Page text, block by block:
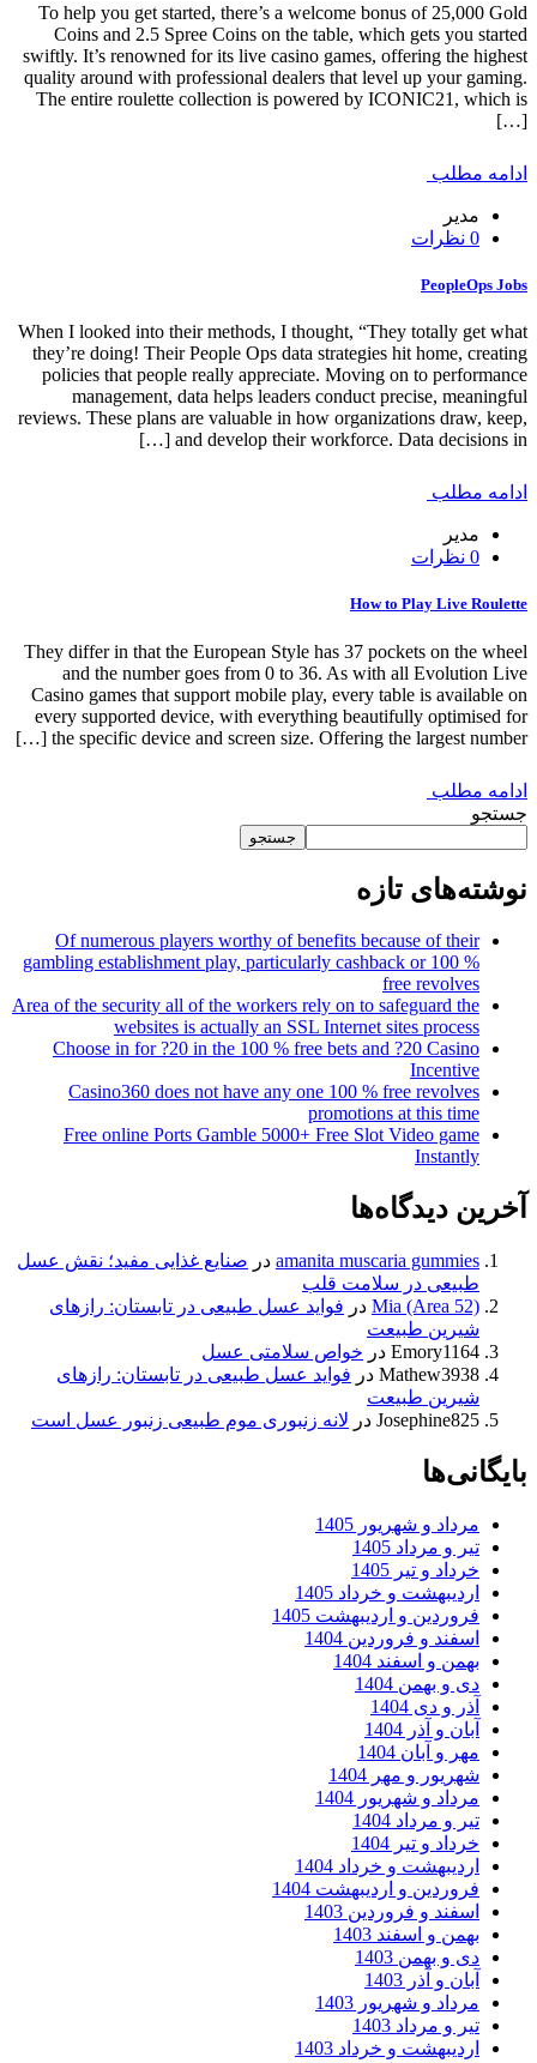
To help you get started, there’s a welcome bonus of 25,000 Gold
Coins and 2.5 Spree Coins on the table, which gets you started
swiftly. It’s renowned for its live casino games, offering the highest
quality around with professional dealers that level up your gaming.
The entire roulette collection is powered by ICONIC21, which is
[…]
ادامه مطلب
مدیر
0 نظرات
PeopleOps Jobs
When I looked into their methods, I thought, “They totally get what
they’re doing! Their People Ops data strategies hit home, creating
policies that people really appreciate. Moving on to performance
management, data helps leaders conduct precise, meaningful
reviews. These plans are valuable in how organizations draw, keep,
and develop their workforce. Data decisions in […]
ادامه مطلب
مدیر
0 نظرات
How to Play Live Roulette
They differ in that the European Style has 37 pockets on the wheel
and the number goes from 0 to 36. As with all Evolution Live
Casino games that support mobile play, every table is available on
every supported device, with everything beautifully optimised for
the specific device and screen size. Offering the largest number […]
ادامه مطلب
جستجو
جستجو
نوشته‌های تازه
Of numerous players worthy of benefits because of their
gambling establishment play, particularly cashback or 100 %
free revolves
Area of the security all of the workers rely on to safeguard the
websites is actually an SSL Internet sites process
Choose in for ?20 in the 100 % free bets and ?20 Casino
Incentive
Casino360 does not have any one 100 % free revolves
promotions at this time
Free online Ports Gamble 5000+ Free Slot Video game
Instantly
آخرین دیدگاه‌ها
amanita muscaria gummies در صنایع غذایی مفید؛ نقش عسل
طبیعی در سلامت قلب
Mia (Area 52) در فواید عسل طبیعی در تابستان: رازهای
شیرین طبیعت
Emory1164 در خواص سلامتی عسل
Mathew3938 در فواید عسل طبیعی در تابستان: رازهای
شیرین طبیعت
Josephine825 در لانه زنبوری موم طبیعی زنبور عسل است
بایگانی‌ها
مرداد و شهریور 1405
تیر و مرداد 1405
خرداد و تیر 1405
اردیبهشت و خرداد 1405
فروردین و اردیبهشت 1405
اسفند و فروردین 1404
بهمن و اسفند 1404
دی و بهمن 1404
آذر و دی 1404
آبان و آذر 1404
مهر و آبان 1404
شهریور و مهر 1404
مرداد و شهریور 1404
تیر و مرداد 1404
خرداد و تیر 1404
اردیبهشت و خرداد 1404
فروردین و اردیبهشت 1404
اسفند و فروردین 1403
بهمن و اسفند 1403
دی و بهمن 1403
آبان و آذر 1403
مرداد و شهریور 1403
تیر و مرداد 1403
اردیبهشت و خرداد 1403